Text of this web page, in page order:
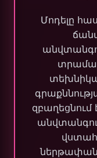
Մոդելը